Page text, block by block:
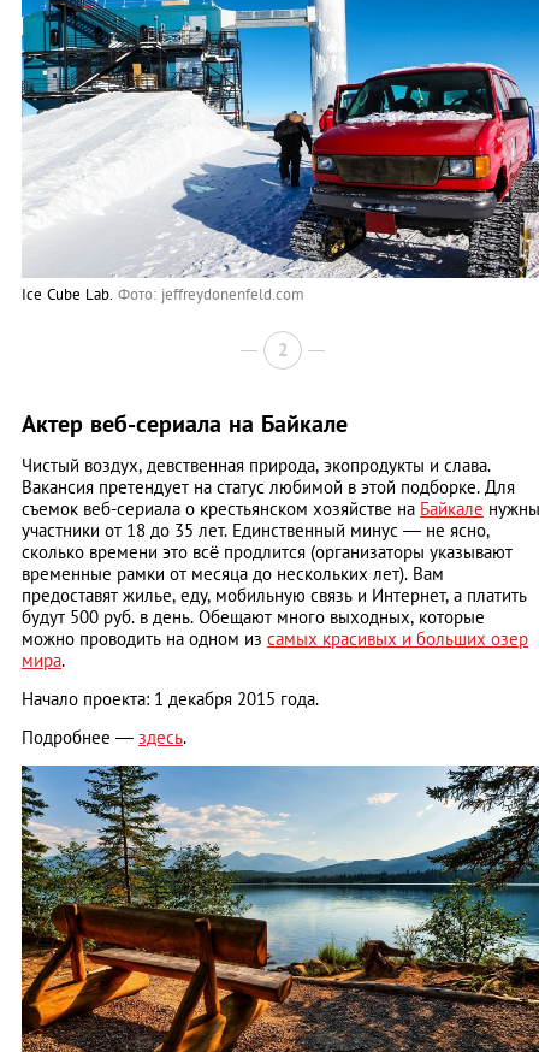
Ice Cube Lab. Фото: jeffreydonenfeld.com
2
Актер веб-сериала на Байкале
Чистый воздух, девственная природа, экопродукты и слава.
Вакансия претендует на статус любимой в этой подборке. Для
съемок веб-сериала о крестьянском хозяйстве на Байкале нужны
участники от 18 до 35 лет. Единственный минус — не ясно,
сколько времени это всё продлится (организаторы указывают
временные рамки от месяца до нескольких лет). Вам
предоставят жилье, еду, мобильную связь и Интернет, а платить
будут 500 руб. в день. Обещают много выходных, которые
можно проводить на одном из самых красивых и больших озер
мира.
Начало проекта: 1 декабря 2015 года.
Подробнее — здесь.